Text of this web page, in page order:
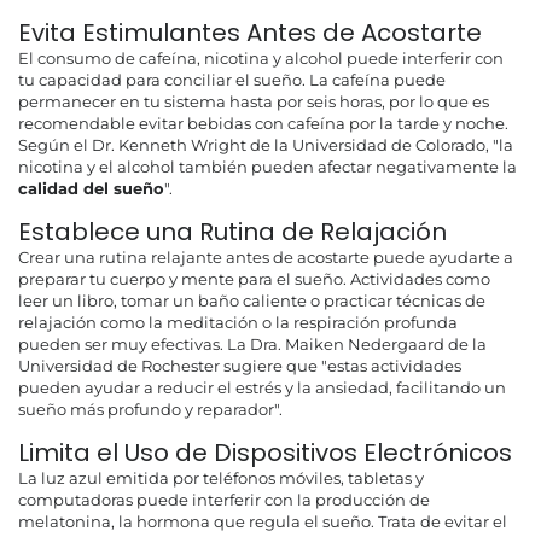
Evita Estimulantes Antes de Acostarte
El consumo de cafeína, nicotina y alcohol puede interferir con
tu capacidad para conciliar el sueño. La cafeína puede
permanecer en tu sistema hasta por seis horas, por lo que es
recomendable evitar bebidas con cafeína por la tarde y noche.
Según el Dr. Kenneth Wright de la Universidad de Colorado, "la
nicotina y el alcohol también pueden afectar negativamente la
calidad del sueño".
Establece una Rutina de Relajación
Crear una rutina relajante antes de acostarte puede ayudarte a
preparar tu cuerpo y mente para el sueño. Actividades como
leer un libro, tomar un baño caliente o practicar técnicas de
relajación como la meditación o la respiración profunda
pueden ser muy efectivas. La Dra. Maiken Nedergaard de la
Universidad de Rochester sugiere que "estas actividades
pueden ayudar a reducir el estrés y la ansiedad, facilitando un
sueño más profundo y reparador".
Limita el Uso de Dispositivos Electrónicos
La luz azul emitida por teléfonos móviles, tabletas y
computadoras puede interferir con la producción de
melatonina, la hormona que regula el sueño. Trata de evitar el